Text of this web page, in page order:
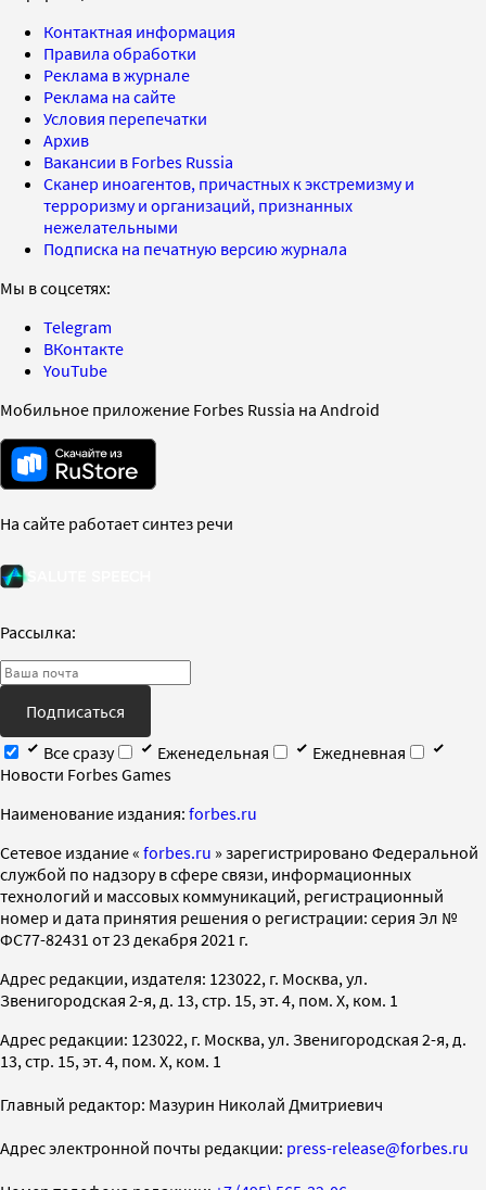
Контактная информация
Правила обработки
Реклама в журнале
Реклама на сайте
Условия перепечатки
Архив
Вакансии в Forbes Russia
Сканер иноагентов, причастных к экстремизму и
терроризму и организаций, признанных
нежелательными
Подписка на печатную версию журнала
Мы в соцсетях:
Telegram
ВКонтакте
YouTube
Мобильное приложение Forbes Russia на Android
На сайте работает синтез речи
Рассылка:
Подписаться
Все сразу
Еженедельная
Ежедневная
Новости Forbes Games
Наименование издания: forbes.ru
Cетевое издание « forbes.ru » зарегистрировано Федеральной
службой по надзору в сфере связи, информационных
технологий и массовых коммуникаций, регистрационный
номер и дата принятия решения о регистрации: серия Эл №
ФС77-82431 от 23 декабря 2021 г.
Адрес редакции, издателя: 123022, г. Москва, ул.
Звенигородская 2-я, д. 13, стр. 15, эт. 4, пом. X, ком. 1
Адрес редакции: 123022, г. Москва, ул. Звенигородская 2-я, д.
13, стр. 15, эт. 4, пом. X, ком. 1
Главный редактор: Мазурин Николай Дмитриевич
Адрес электронной почты редакции: press-release@forbes.ru